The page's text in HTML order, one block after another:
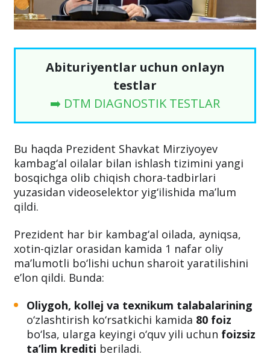
Abituriyentlar uchun onlayn
testlar
➡️ DTM DIAGNOSTIK TESTLAR
Bu haqda Prezident Shavkat Mirziyoyev
kambag‘al oilalar bilan ishlash tizimini yangi
bosqichga olib chiqish chora-tadbirlari
yuzasidan videoselektor yig‘ilishida ma’lum
qildi.
Prezident har bir kambag‘al oilada, ayniqsa,
xotin-qizlar orasidan kamida 1 nafar oliy
ma’lumotli bo‘lishi uchun sharoit yaratilishini
e’lon qildi. Bunda:
Oliygoh, kollej va texnikum talabalarining
o‘zlashtirish ko‘rsatkichi kamida 80 foiz
bo‘lsa, ularga keyingi o‘quv yili uchun foizsiz
ta’lim krediti beriladi.